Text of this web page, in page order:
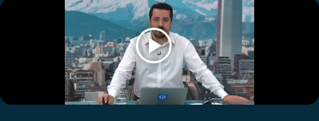
Club De La Comedia
Contigo en Directo
Plan Perfecto
El Tiempo